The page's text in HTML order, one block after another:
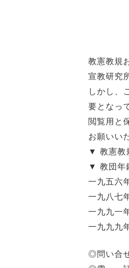
教憲教規
宣教研究
しかし、
要となっ
閲覧用と
お願いい
▼ 教憲教
▼ 教団年
一九五六
一九八七
一九九一
一九九九
◎問い合